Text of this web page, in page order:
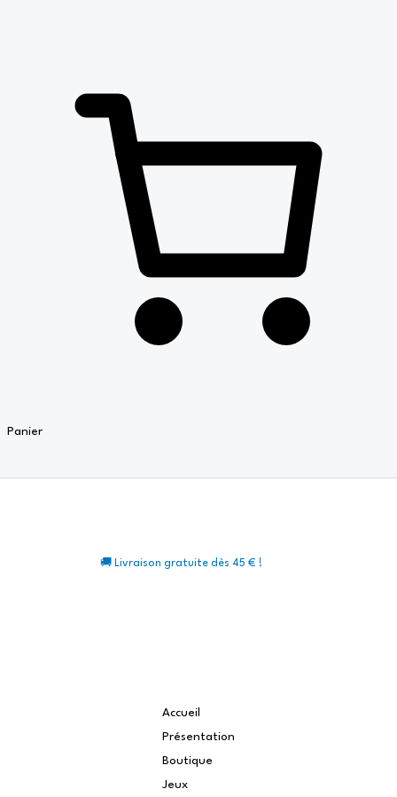
Panier
🚚 Livraison gratuite dès 45 € !
Accueil
Présentation
Boutique
Jeux